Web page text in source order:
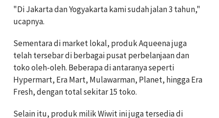
"Di Jakarta dan Yogyakarta kami sudah jalan 3 tahun,"
ucapnya.
Sementara di market lokal, produk Aqueena juga
telah tersebar di berbagai pusat perbelanjaan dan
toko oleh-oleh. Beberapa di antaranya seperti
Hypermart, Era Mart, Mulawarman, Planet, hingga Era
Fresh, dengan total sekitar 15 toko.
Selain itu, produk milik Wiwit ini juga tersedia di